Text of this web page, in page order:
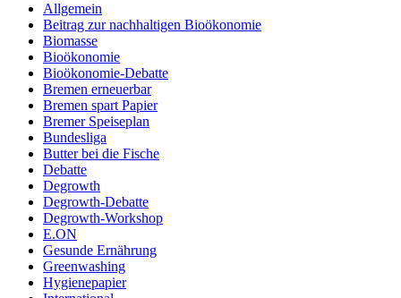
Allgemein
Beitrag zur nachhaltigen Bioökonomie
Biomasse
Bioökonomie
Bioökonomie-Debatte
Bremen erneuerbar
Bremen spart Papier
Bremer Speiseplan
Bundesliga
Butter bei die Fische
Debatte
Degrowth
Degrowth-Debatte
Degrowth-Workshop
E.ON
Gesunde Ernährung
Greenwashing
Hygienepapier